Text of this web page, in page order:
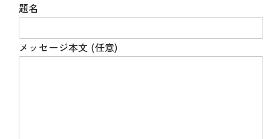
題名
メッセージ本文 (任意)